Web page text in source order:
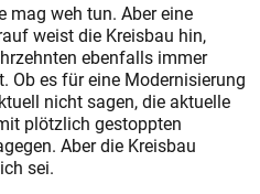
mag weh tun. Aber eine
weist die Kreisbau hin,
ebenfalls immer
Ob es für eine Modernisierung
nicht sagen, die aktuelle
plötzlich gestoppten
Aber die Kreisbau
sei.